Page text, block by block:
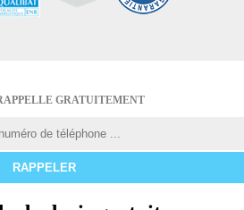
GRATUITEMENT